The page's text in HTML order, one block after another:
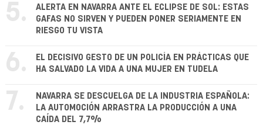
5.
ALERTA EN NAVARRA ANTE EL ECLIPSE DE SOL: ESTAS
GAFAS NO SIRVEN Y PUEDEN PONER SERIAMENTE EN
RIESGO TU VISTA
6.
EL DECISIVO GESTO DE UN POLICÍA EN PRÁCTICAS QUE
HA SALVADO LA VIDA A UNA MUJER EN TUDELA
7.
NAVARRA SE DESCUELGA DE LA INDUSTRIA ESPAÑOLA:
LA AUTOMOCIÓN ARRASTRA LA PRODUCCIÓN A UNA
CAÍDA DEL 7,7%